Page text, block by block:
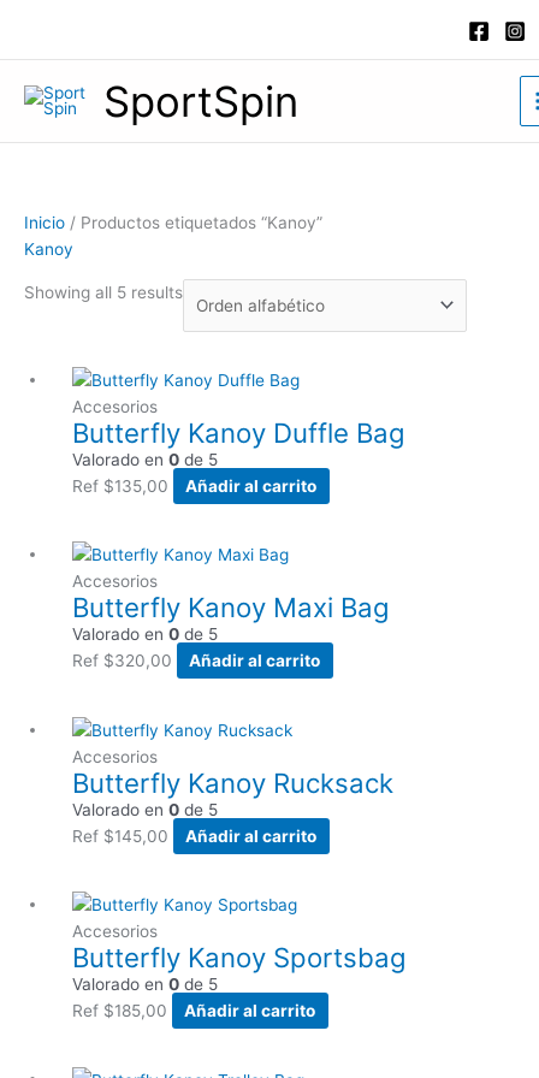
contenido
SportSpin
Inicio / Productos etiquetados “Kanoy”
Kanoy
Showing all 5 results
Accesorios
Butterfly Kanoy Duffle Bag
Valorado en 0 de 5
Ref $135,00 Añadir al carrito
Accesorios
Butterfly Kanoy Maxi Bag
Valorado en 0 de 5
Ref $320,00 Añadir al carrito
Accesorios
Butterfly Kanoy Rucksack
Valorado en 0 de 5
Ref $145,00 Añadir al carrito
Accesorios
Butterfly Kanoy Sportsbag
Valorado en 0 de 5
Ref $185,00 Añadir al carrito